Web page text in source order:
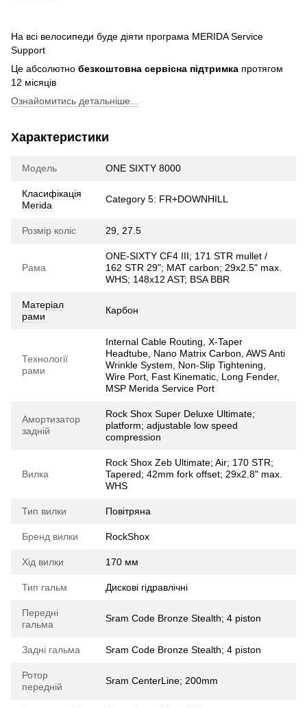
На всі велосипеди буде діяти програма MERIDA Service
Support
Це абсолютно безкоштовна сервісна підтримка протягом
12 місяців
Ознайомитись детальніше...
Характеристики
Модель ONE SIXTY 8000
Класифікація
Merida
Category 5: FR+DOWNHILL
Розмір коліс 29, 27.5
Рама
ONE-SIXTY CF4 III; 171 STR mullet /
162 STR 29"; MAT carbon; 29x2.5" max.
WHS; 148x12 AST; BSA BBR
Матеріал
рами
Карбон
Технології
рами
Internal Cable Routing, X-Taper
Headtube, Nano Matrix Carbon, AWS Anti
Wrinkle System, Non-Slip Tightening,
Wire Port, Fast Kinematic, Long Fender,
MSP Merida Service Port
Амортизатор
задній
Rock Shox Super Deluxe Ultimate;
platform; adjustable low speed
compression
Вилка
Rock Shox Zeb Ultimate; Air; 170 STR;
Tapered; 42mm fork offset; 29x2.8" max.
WHS
Тип вилки Повітряна
Бренд вилки RockShox
Хід вилки 170 мм
Тип гальм Дискові гідравлічні
Передні
гальма
Sram Code Bronze Stealth; 4 piston
Задні гальма Sram Code Bronze Stealth; 4 piston
Ротор
передній
Sram CenterLine; 200mm